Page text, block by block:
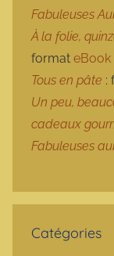
Fabuleuses
À la folie,
format eBook
Tous en pâte :
Un peu,
cadeaux
Fabuleuses
Catégories